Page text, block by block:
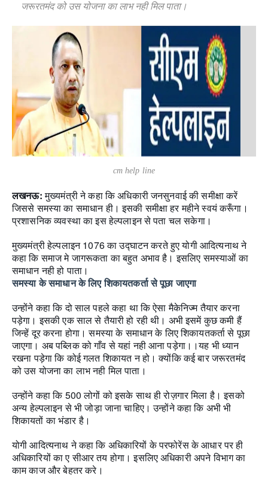
जरूरतमंद को उस योजना का लाभ नही मिल पाता।
cm help line
लखनऊ:मुख्यमंत्री ने कहा कि अधिकारी जनसुनवाई की समीक्षा करें
जिससे समस्या का समाधान ही। इसकी समीक्षा हर महीने स्वयं करूँगा।
प्रशासनिक व्यवस्था का इस हेल्पलाइन से पता चल सकेगा।
मुख्यमंत्री हेल्पलाइन 1076 का उद्घाटन करते हुए योगी आदित्यनाथ ने
कहा कि समाज मे जागरूकता का बहुत अभाव है। इसलिए समस्याओं का
समाधान नही हो पाता।
समस्या के समाधान के लिए शिकायतकर्ता से पूछा जाएगा
उन्होंने कहा कि दो साल पहले कहा था कि ऐसा मैकेनिज्म तैयार करना
पड़ेगा। इसकी एक साल से तैयारी हो रही थी। अभी इसमें कुछ कमी हैं
जिन्हें दूर करना होगा। समस्या के समाधान के लिए शिकायतकर्ता से पूछा
जाएगा। अब पब्लिक को गाँव से यहां नही आना पड़ेगा।।यह भी ध्यान
रखना पड़ेगा कि कोई गलत शिकायत न हो। क्योंकि कई बार जरूरतमंद
को उस योजना का लाभ नही मिल पाता।
उन्होंने कहा कि 500 लोगों को इसके साथ ही रोज़गार मिला है। इसको
अन्य हेल्पलाइन से भी जोड़ा जाना चाहिए। उन्होंने कहा कि अभी भी
शिकायतों का भंडार है।
योगी आदित्यनाथ ने कहा कि अधिकारियों के परफोरेंस के आधार पर ही
अधिकारियों का ए सीआर तय होगा। इसलिए अधिकारी अपने विभाग का
काम काज और बेहतर करे।